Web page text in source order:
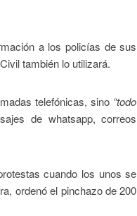
a los policías de sus
también lo utilizará.
telefónicas, sino “todo
de whatsapp, correos
cuando los unos se
ordenó el pinchazo de 200